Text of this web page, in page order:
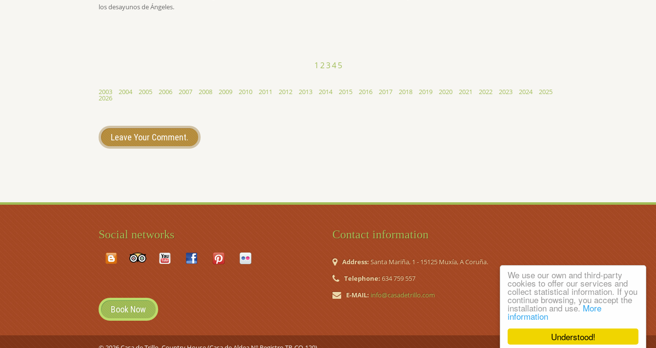
Understood!
We use our own and third-party
cookies to offer our services and
collect statistical information. If you
continue browsing, you accept the
installation and use. More
information
los desayunos de Ángeles.
1 234 5
2003 2004 2005 2006 2007 2008 2009 2010 2011 2012 2013 2014 2015 2016 2017 2018 2019 2020 2021 2022 2023 2024 2025
2026
Leave Your Comment.
Social networks
Book Now
Contact information
Address: Santa Mariña, 1 - 15125 Muxía, A Coruña.
Telephone: 634 759 557
E-MAIL: info@casadetrillo.com